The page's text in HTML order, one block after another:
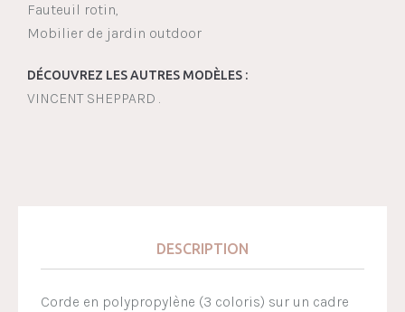
Fauteuil rotin
Mobilier de jardin outdoor
DÉCOUVREZ LES AUTRES MODÈLES :
VINCENT SHEPPARD .
DESCRIPTION
Corde en polypropylène (3 coloris) sur un cadre